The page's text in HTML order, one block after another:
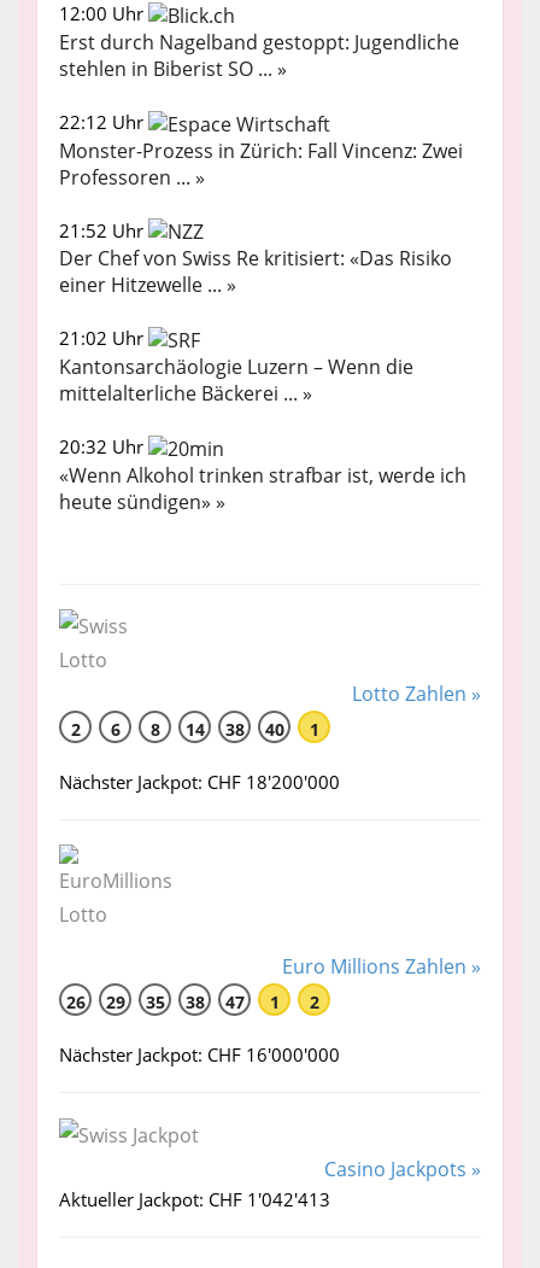
12:00 Uhr
Erst durch Nagelband gestoppt: Jugendliche
stehlen in Biberist SO ... »
22:12 Uhr
Monster-Prozess in Zürich: Fall Vincenz: Zwei
Professoren ... »
21:52 Uhr
Der Chef von Swiss Re kritisiert: «Das Risiko
einer Hitzewelle ... »
21:02 Uhr
Kantonsarchäologie Luzern – Wenn die
mittelalterliche Bäckerei ... »
20:32 Uhr
«Wenn Alkohol trinken strafbar ist, werde ich
heute sündigen» »
Lotto Zahlen »
2 6 8 14 38 40 1
Nächster Jackpot: CHF 18'200'000
Euro Millions Zahlen »
26 29 35 38 47 1 2
Nächster Jackpot: CHF 16'000'000
Casino Jackpots »
Aktueller Jackpot: CHF 1'042'413